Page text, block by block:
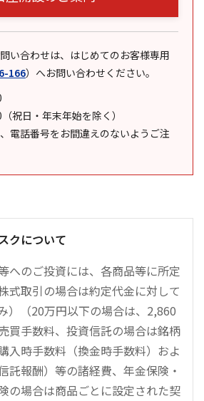
い合わせは、はじめてのお客様専用
166） へお問い合わせください。
祝日・年末年始を除く）
電話番号をお間違えのないようご注
クについて
へのご投資には、各商品等に所定
式取引の場合は約定代金に対して
）（20万円以下の場合は、2,860
買手数料、投資信託の場合は銘柄
入時手数料（換金時手数料）およ
託報酬）等の諸経費、年金保険・
の場合は商品ごとに設定された契